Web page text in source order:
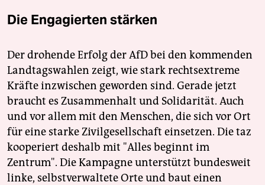
Die Engagierten stärken
Der drohende Erfolg der AfD bei den kommenden
Landtagswahlen zeigt, wie stark rechtsextreme
Kräfte inzwischen geworden sind. Gerade jetzt
braucht es Zusammenhalt und Solidarität. Auch
und vor allem mit den Menschen, die sich vor Ort
für eine starke Zivilgesellschaft einsetzen. Die taz
kooperiert deshalb mit "Alles beginnt im
Zentrum". Die Kampagne unterstützt bundesweit
linke, selbstverwaltete Orte und baut einen